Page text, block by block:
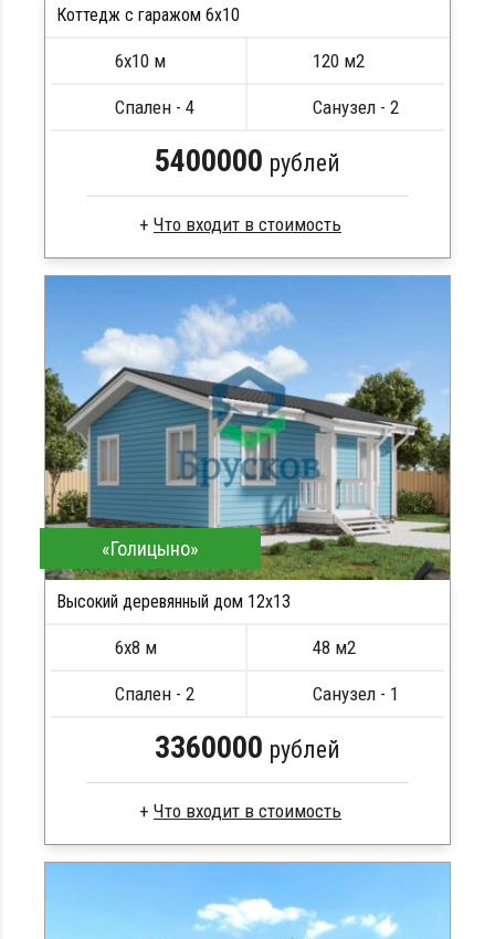
Коттедж с гаражом 6х10
6х10 м 120 м2
Спален - 4 Санузел - 2
5400000 рублей
Стропила, балки 50х200 мм
Кровля металлочерепица
Метизы, саморезы, гвозди
Сборка на березовые нагеля, джут
Металлические сваи 108 диаметр
ПОДРОБНЕЕ
«Голицыно»
Высокий деревянный дом 12х13
6х8 м 48 м2
Спален - 2 Санузел - 1
3360000 рублей
Кровля металлочерепица
ПОДРОБНЕЕ